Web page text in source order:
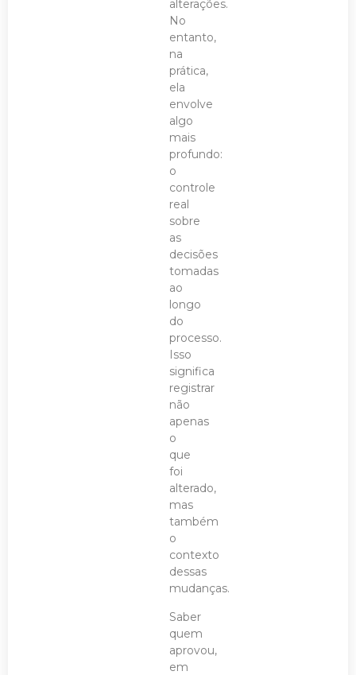
alterações.
No
entanto,
na
prática,
ela
envolve
algo
mais
profundo:
o
controle
real
sobre
as
decisões
tomadas
ao
longo
do
processo.
Isso
significa
registrar
não
apenas
o
que
foi
alterado,
mas
também
o
contexto
dessas
mudanças.
Saber
quem
aprovou,
em